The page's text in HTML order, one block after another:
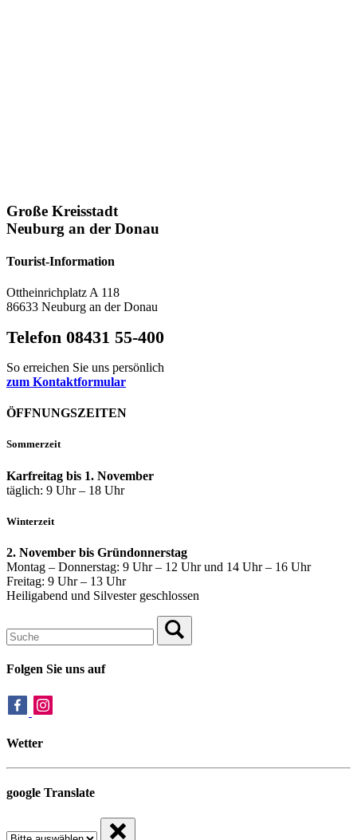
Große Kreisstadt
Neuburg an der Donau
Tourist-Information
Ottheinrichplatz A 118
86633 Neuburg an der Donau
Telefon 08431 55-400
So erreichen Sie uns persönlich
zum Kontaktformular
ÖFFNUNGSZEITEN
Sommerzeit
Karfreitag bis 1. November
täglich: 9 Uhr – 18 Uhr
Winterzeit
2. November bis Gründonnerstag
Montag – Donnerstag: 9 Uhr – 12 Uhr und 14 Uhr – 16 Uhr
Freitag: 9 Uhr – 13 Uhr
Heiligabend und Silvester geschlossen
Folgen Sie uns auf
Wetter
google Translate